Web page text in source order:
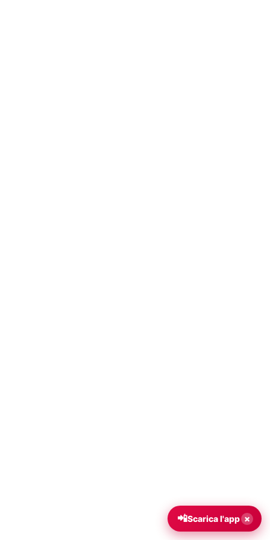
📲Scarica l'app ×